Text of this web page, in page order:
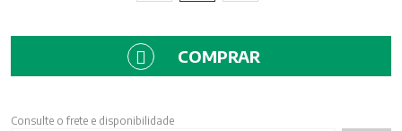
COMPRAR
Consulte o frete e disponibilidade